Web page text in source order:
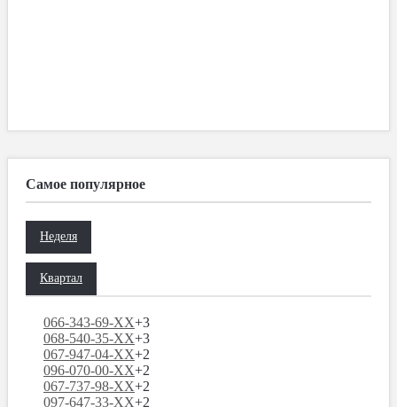
Самое популярное
Неделя
Квартал
066-343-69-XX+3
068-540-35-XX+3
067-947-04-XX+2
096-070-00-XX+2
067-737-98-XX+2
097-647-33-XX+2